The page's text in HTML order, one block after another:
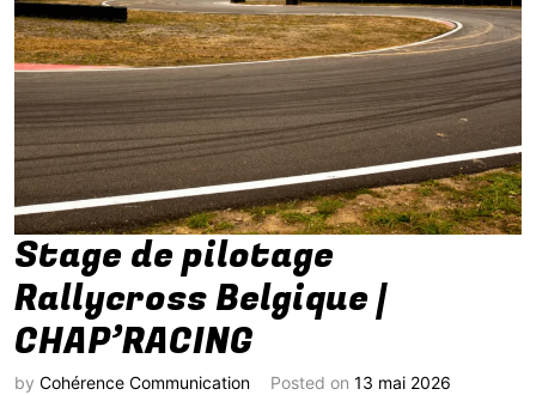
Stage de pilotage
Rallycross Belgique |
CHAP’RACING
by Cohérence Communication Posted on 13 mai 2026